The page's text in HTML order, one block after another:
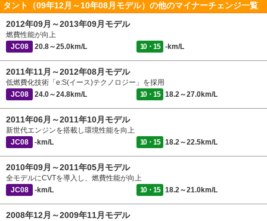
タント（09年12月～10年08月モデル）の他のマイナーチェンジ一覧
2012年09月～2013年09月モデル
燃費性能が向上
JC08
20.8～25.0km/L 10・15 -km/L
2011年11月～2012年08月モデル
低燃費化技術「e:S(イース)テクノロジー」を採用
JC08
24.0～24.8km/L 10・15 18.2～27.0km/L
2011年06月～2011年10月モデル
新世代エンジンを搭載し環境性能を向上
JC08
-km/L 10・15 18.2～22.5km/L
2010年09月～2011年05月モデル
全モデルにCVTを導入し、燃費性能が向上
JC08
-km/L 10・15 18.2～21.0km/L
2008年12月～2009年11月モデル